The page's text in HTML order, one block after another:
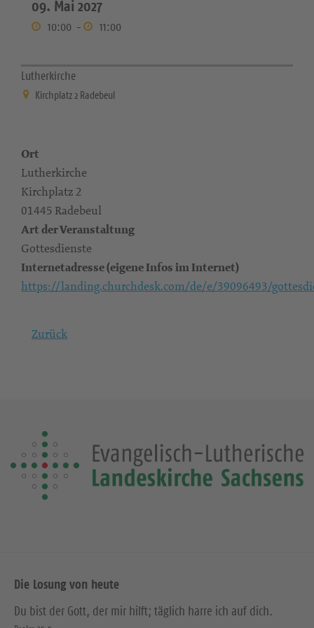
09. Mai 2027
10:00 - 11:00
Lutherkirche
Kirchplatz 2 Radebeul
Ort
Lutherkirche
Kirchplatz 2
01445 Radebeul
Art der Veranstaltung
Gottesdienste
Internetadresse (eigene Infos im Internet)
https://landing.churchdesk.com/de/e/39096493/
Zurück
Die Losung von heute
Du bist der Gott, der mir hilft; täglich harre ich auf dich.